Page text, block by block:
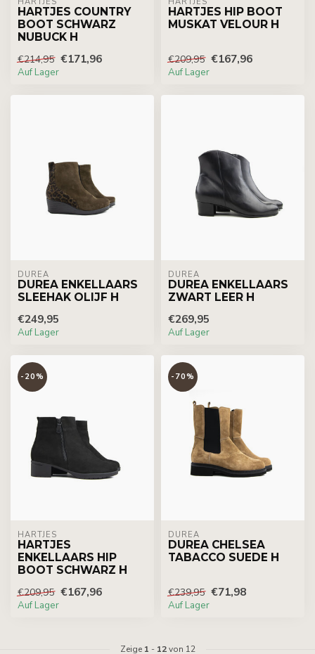
HARTJES COUNTRY
BOOT SCHWARZ
NUBUCK H
€214,95 €171,96
Auf Lager
HARTJES HIP BOOT
MUSKAT VELOUR H
€209,95 €167,96
Auf Lager
DUREA
DUREA ENKELLAARS
SLEEHAK OLIJF H
€249,95
Auf Lager
DUREA
DUREA ENKELLAARS
ZWART LEER H
€269,95
Auf Lager
-20%
HARTJES
HARTJES
ENKELLAARS HIP
BOOT SCHWARZ H
€209,95 €167,96
Auf Lager
-70%
DUREA
DUREA CHELSEA
TABACCO SUEDE H
€239,95 €71,98
Auf Lager
Zeige 1 - 12von 12